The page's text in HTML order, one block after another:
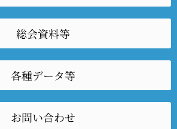
総会資料等
各種データ等
お問い合わせ